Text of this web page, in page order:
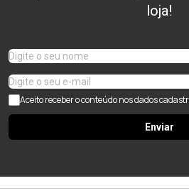
loja!
Aceito receber o conteúdo nos dados
Enviar